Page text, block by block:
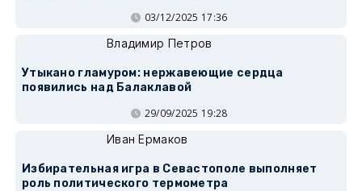
03/12/2025 17:36
Владимир Петров
Утыкано гламуром: нержавеющие сердца
появились над Балаклавой
29/09/2025 19:28
Иван Ермаков
Избирательная игра в Севастополе выполняет
роль политического термометра